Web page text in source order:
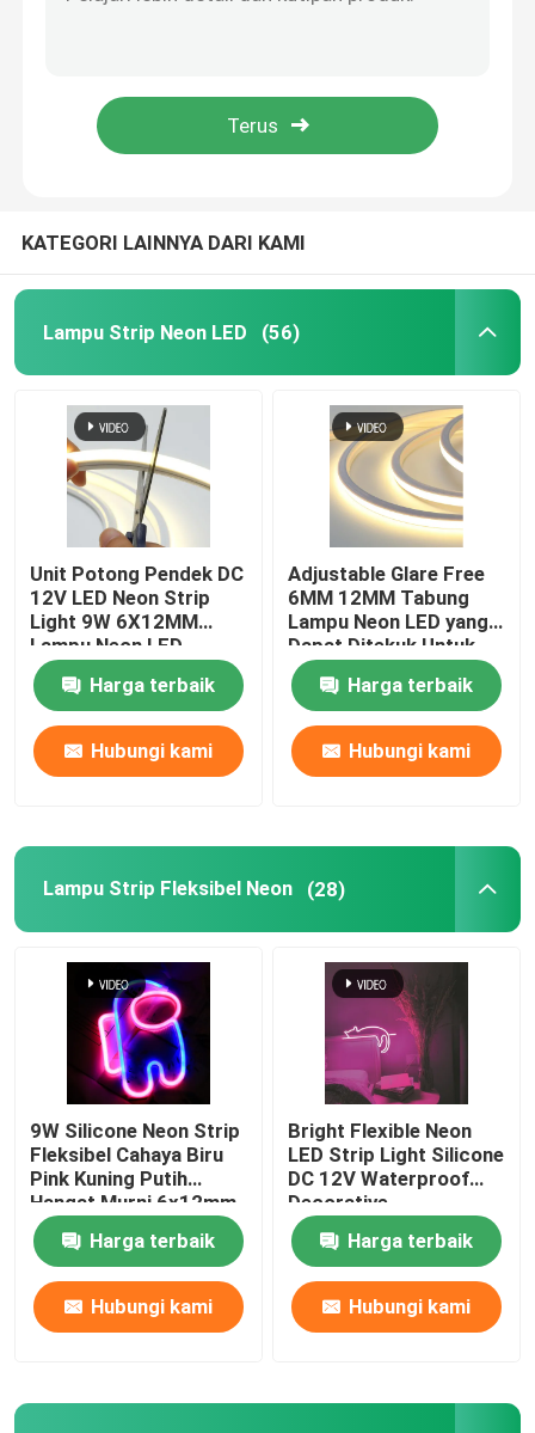
Lampu Strip Neon Silikon
Lampu Strip LED Fleksibel
Di Bawah Lampu Strip LED Kabinet
Lampu Perhiasan LED
Lampu pencuci dinding LED
Di bawah Pencahayaan LED Shelf
Rel Lampu Track LED
dipimpin lampu gantung linier
Panel Akrilik LGP
Lampu Bawah Tanah LED
Catu Daya Modul LED
Aksesori Sensor LED
LED Neon Strip Light di luar ruangan
KATEGORI LAINNYA DARI KAMI
Lampu Strip Neon LED (56)
Unit Potong Pendek DC
12V LED Neon Strip
Light 9W 6X12MM
Lampu Neon LED
Fleksibel Silikon Murni
Harga terbaik
Hubungi kami
Adjustable Glare Free
6MM 12MM Tabung
Lampu Neon LED yang
Dapat Ditekuk Untuk
Dekorasi Interior
Harga terbaik
Hubungi kami
Lampu Strip Fleksibel Neon (28)
9W Silicone Neon Strip
Fleksibel Cahaya Biru
Pink Kuning Putih
Hangat Murni 6x12mm
DC 12V
Harga terbaik
Hubungi kami
Bright Flexible Neon
LED Strip Light Silicone
DC 12V Waterproof
Decorative
Harga terbaik
Hubungi kami